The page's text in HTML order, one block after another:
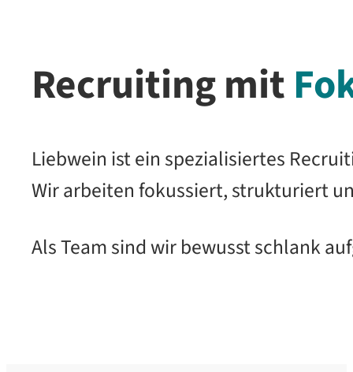
Recruiting mit
Liebwein ist ein spezialisiertes
Wir arbeiten fokussiert, strukturiert
Als Team sind wir bewusst schlank